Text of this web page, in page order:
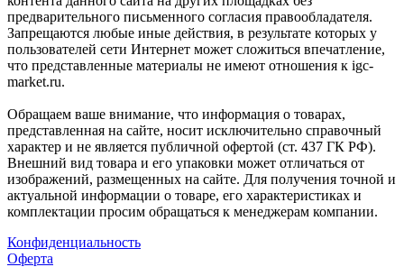
предварительного письменного согласия правообладателя.
Запрещаются любые иные действия, в результате которых у
пользователей сети Интернет может сложиться впечатление,
что представленные материалы не имеют отношения к igc-
market.ru.
Обращаем ваше внимание, что информация о товарах,
представленная на сайте, носит исключительно справочный
характер и не является публичной офертой (ст. 437 ГК РФ).
Внешний вид товара и его упаковки может отличаться от
изображений, размещенных на сайте. Для получения точной и
актуальной информации о товаре, его характеристиках и
комплектации просим обращаться к менеджерам компании.
Конфиденциальность
Оферта